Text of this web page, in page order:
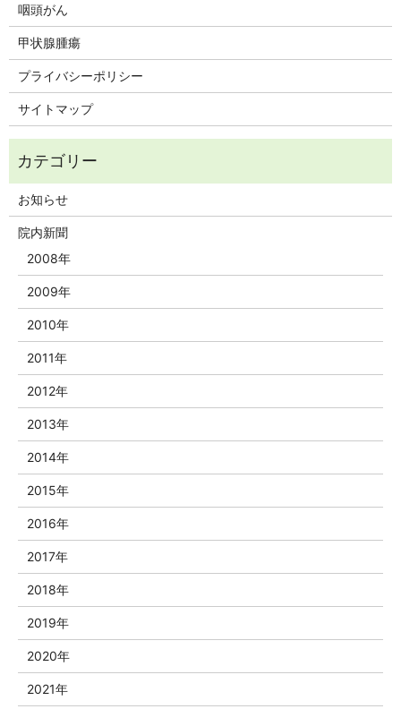
咽頭がん
甲状腺腫瘍
プライバシーポリシー
サイトマップ
お知らせ
院内新聞
2008年
2009年
2010年
2011年
2012年
2013年
2014年
2015年
2016年
2017年
2018年
2019年
2020年
2021年